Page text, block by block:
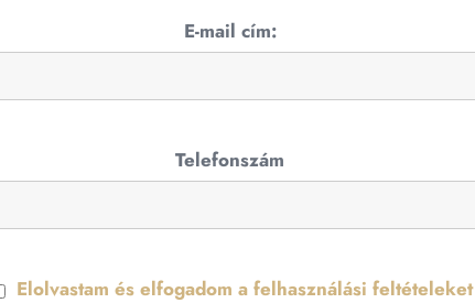
E-mail cím:
Telefonszám
Elolvastam és elfogadom a felhasználási feltételeket